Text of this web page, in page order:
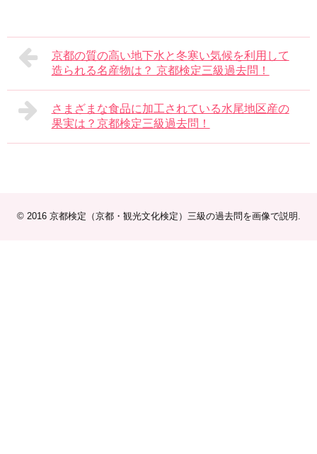
京都の質の高い地下水と冬寒い気候を利用して
造られる名産物は？ 京都検定三級過去問！
さまざまな食品に加工されている水尾地区産の
果実は？京都検定三級過去問！
© 2016 京都検定（京都・観光文化検定）三級の過去問を画像で説明 .